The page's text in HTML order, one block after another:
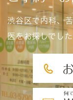
渋谷区で内科、
医をお探しでし